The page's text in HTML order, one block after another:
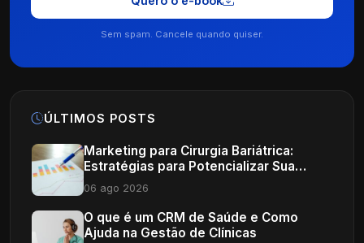
Sem spam. Cancele quando quiser.
ÚLTIMOS POSTS
Marketing para Cirurgia Bariátrica:
Estratégias para Potencializar Sua
Clínica
06 ago 2026
O que é um CRM de Saúde e Como
Ajuda na Gestão de Clínicas